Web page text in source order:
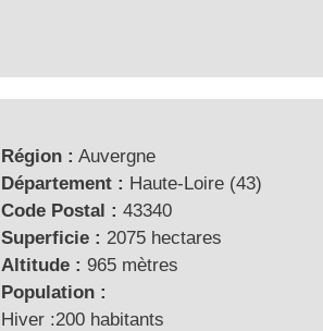
Région : Auvergne
Département : Haute-Loire (43)
Code Postal : 43340
Superficie : 2075 hectares
Altitude : 965 mètres
Population :
Hiver :200 habitants